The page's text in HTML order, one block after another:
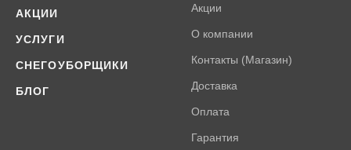
АКЦИИ
УСЛУГИ
СНЕГОУБОРЩИКИ
БЛОГ
Акции
О компании
Контакты (Магазин)
Доставка
Оплата
Гарантия